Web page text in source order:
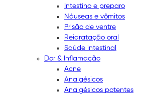
Intestino e preparo
Náuseas e vômitos
Prisão de ventre
Reidratação oral
Saúde intestinal
Dor & Inflamação
Acne
Analgésicos
Analgésicos potentes